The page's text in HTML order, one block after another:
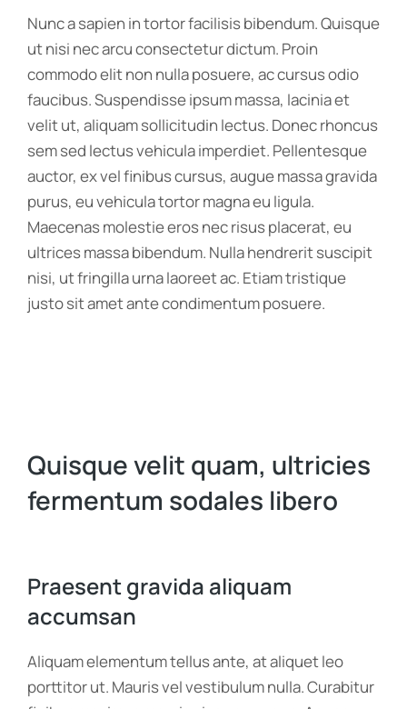
Nunc a sapien in tortor facilisis bibendum. Quisque
ut nisi nec arcu consectetur dictum. Proin
commodo elit non nulla posuere, ac cursus odio
faucibus. Suspendisse ipsum massa, lacinia et
velit ut, aliquam sollicitudin lectus. Donec rhoncus
sem sed lectus vehicula imperdiet. Pellentesque
auctor, ex vel finibus cursus, augue massa gravida
purus, eu vehicula tortor magna eu ligula.
Maecenas molestie eros nec risus placerat, eu
ultrices massa bibendum. Nulla hendrerit suscipit
nisi, ut fringilla urna laoreet ac. Etiam tristique
justo sit amet ante condimentum posuere.
Quisque velit quam, ultricies
fermentum sodales libero
Praesent gravida aliquam
accumsan
Aliquam elementum tellus ante, at aliquet leo
porttitor ut. Mauris vel vestibulum nulla. Curabitur